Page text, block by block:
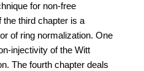
for non-free
third chapter is a
of ring normalization. One
injectivity of the Witt
The fourth chapter deals